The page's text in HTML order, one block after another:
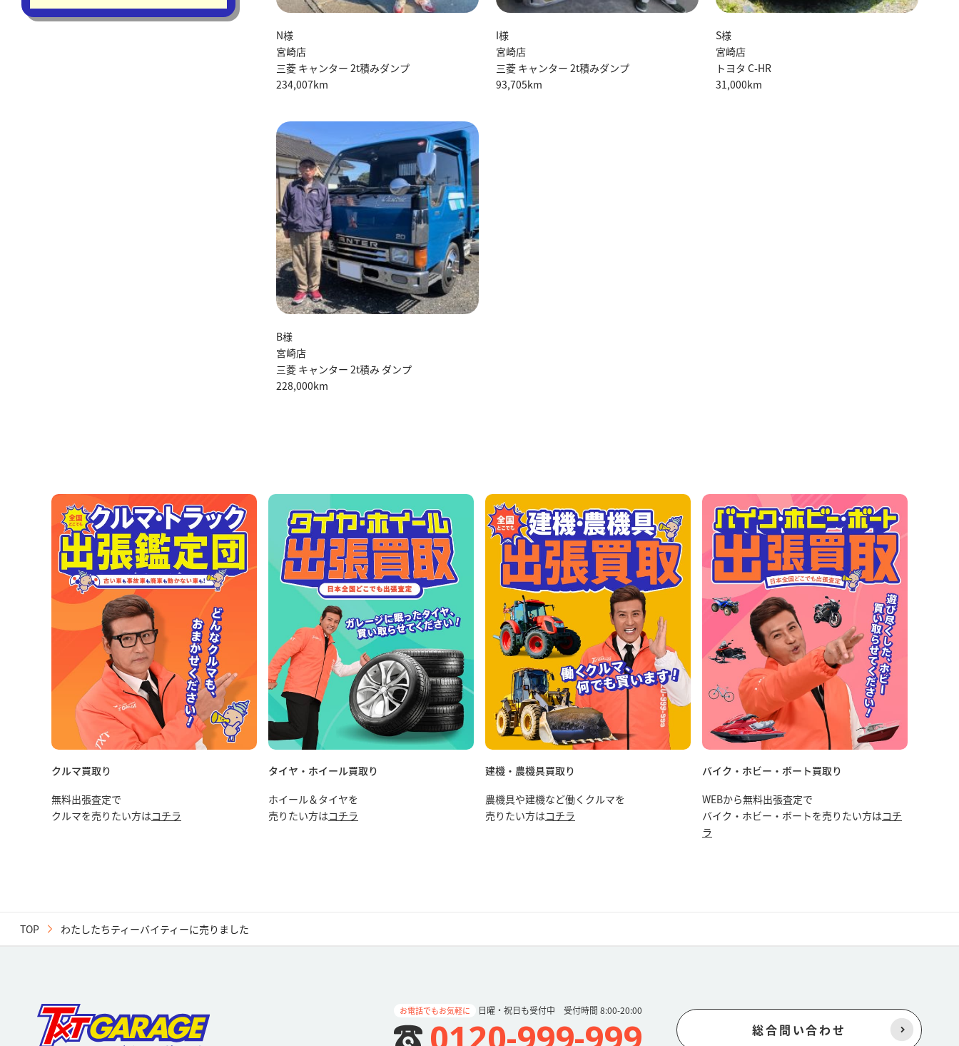
N様
宮崎店
三菱 キャンター 2t積みダンプ
234,007km
I様
宮崎店
三菱 キャンター 2t積みダンプ
93,705km
S様
宮崎店
トヨタ C-HR
31,000km
B様
宮崎店
三菱 キャンター 2t積み ダンプ
228,000km
クルマ買取り
無料出張査定で
クルマを売りたい方はコチラ
タイヤ・ホイール買取り
ホイール＆タイヤを
売りたい方はコチラ
建機・農機具買取り
農機具や建機など働くクルマを
売りたい方はコチラ
バイク・ホビー・ボート買取り
WEBから無料出張査定で
バイク・ホビー・ボートを売りたい方はコチ
ラ
TOP わたしたちティーバイティーに売りました
お電話でもお気軽に 日曜・祝日も受付中 受付時間 8:00-20:00
総合問い合わせ